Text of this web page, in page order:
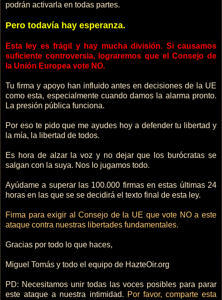
podrán activarla en todas partes.
Pero todavía hay esperanza.
Esta ley es frágil y hay mucha división. Si causamos
suficiente controversia, lograremos que el Consejo de
la Unión Europea vote NO.
Tu firma y apoyo han influido antes en decisiones de la UE
como esta, especialmente cuando damos la alarma pronto.
La presión pública funciona.
Por eso te pido que me ayudes hoy a defender tu libertad y
la mía, la libertad de todos.
Es hora de alzar la voz y no dejar que los burócratas se
salgan con la suya. Nos lo jugamos todo.
Ayúdame a superar las 100.000 firmas en estas últimas 24
horas en las que se se decidirá el texto final de esta ley.
Firma para exigir al Consejo de la UE que vote NO a este
ataque contra nuestras libertades fundamentales.
Gracias por todo lo que haces,
Miguel Tomás y todo el equipo de HazteOir.org
PD: Necesitamos unir todas las voces posibles para parar
este ataque a nuestra intimidad. Por favor, comparte esta